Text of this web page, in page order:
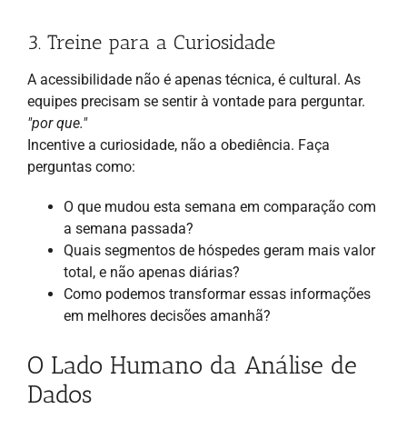
3. Treine para a Curiosidade
A acessibilidade não é apenas técnica, é cultural. As
equipes precisam se sentir à vontade para perguntar.
"por que."
Incentive a curiosidade, não a obediência. Faça
perguntas como:
O que mudou esta semana em comparação com
a semana passada?
Quais segmentos de hóspedes geram mais valor
total, e não apenas diárias?
Como podemos transformar essas informações
em melhores decisões amanhã?
O Lado Humano da Análise de
Dados